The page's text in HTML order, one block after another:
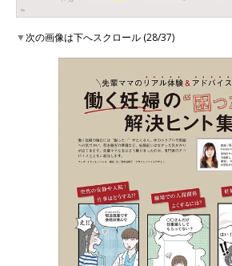
▼次の画像は下へスクロール (28/37)